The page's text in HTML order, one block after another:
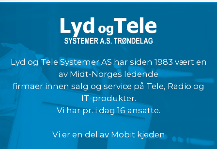
Lyd og Tele Systemer AS har siden 1983 vært en
av Midt-Norges ledende
firmaer innen salg og service på Tele, Radio og
IT-produkter.
Vi har pr. i dag 16 ansatte.
Vi er en del av Mobit kjeden